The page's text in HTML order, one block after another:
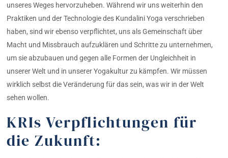
unseres Weges hervorzuheben. Während wir uns weiterhin den
Praktiken und der Technologie des Kundalini Yoga verschrieben
haben, sind wir ebenso verpflichtet, uns als Gemeinschaft über
Macht und Missbrauch aufzuklären und Schritte zu unternehmen,
um sie abzubauen und gegen alle Formen der Ungleichheit in
unserer Welt und in unserer Yogakultur zu kämpfen. Wir müssen
wirklich selbst die Veränderung für das sein, was wir in der Welt
sehen wollen.
KRIs Verpflichtungen für
die Zukunft: